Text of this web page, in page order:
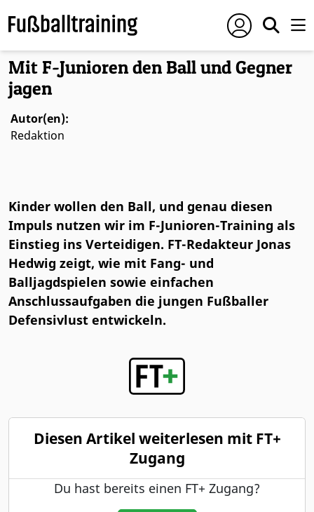
Foto: © Conny Kurth
Mit F-Junioren den Ball und Gegner
jagen
Autor(en):
Redaktion
Kinder wollen den Ball, und genau diesen
Impuls nutzen wir im F-Junioren-Training als
Einstieg ins Verteidigen. FT-Redakteur Jonas
Hedwig zeigt, wie mit Fang- und
Balljagdspielen sowie einfachen
Anschlussaufgaben die jungen Fußballer
Defensivlust entwickeln.
Diesen Artikel weiterlesen mit FT+
Zugang
Du hast bereits einen FT+ Zugang?